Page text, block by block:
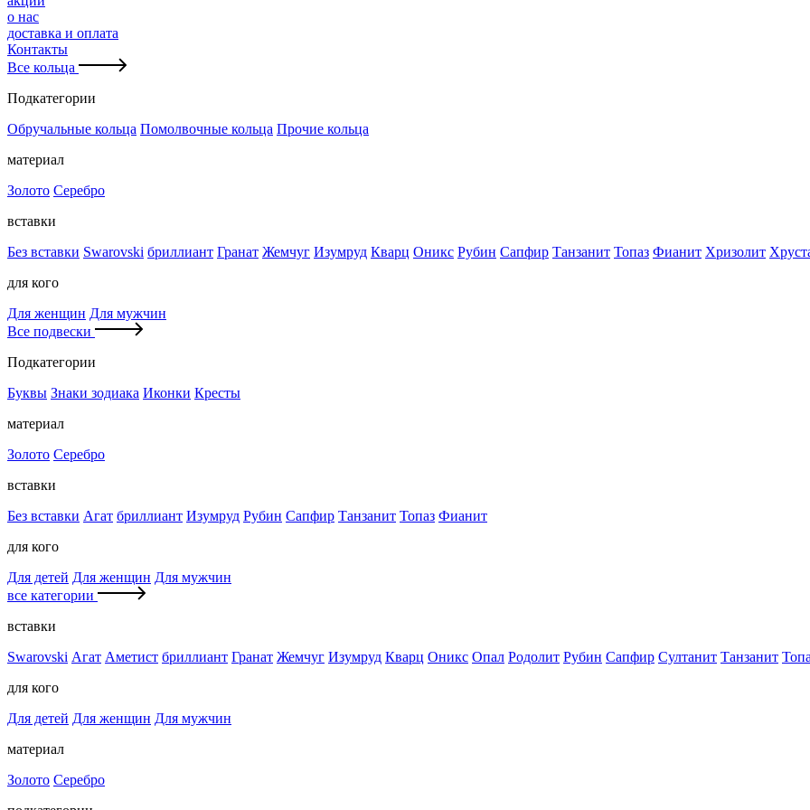
о нас
доставка и оплата
Контакты
Все кольца
Подкатегории
Обручальные кольца Помолвочные кольца Прочие кольца
материал
Золото Серебро
вставки
Без вставки Swarovski бриллиант Гранат Жемчуг Изумруд Кварц Оникс Рубин Сапфир Танзанит Топаз Фианит Хризолит
для кого
Для женщин Для мужчин
Все подвески
Подкатегории
Буквы Знаки зодиака Иконки Кресты
материал
Золото Серебро
вставки
Без вставки Агат бриллиант Изумруд Рубин Сапфир Танзанит Топаз Фианит
для кого
Для детей Для женщин Для мужчин
все категории
вставки
Swarovski Агат Аметист бриллиант Гранат Жемчуг Изумруд Кварц Оникс Опал Родолит Рубин Сапфир Султанит Танзанит
для кого
Для детей Для женщин Для мужчин
материал
Золото Серебро